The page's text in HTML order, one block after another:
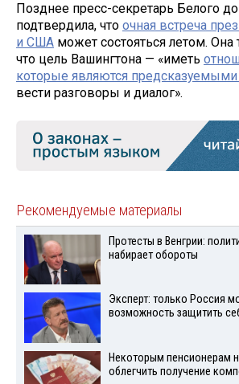
Позднее пресс-секретарь Белого
подтвердила, что очная встреча
и США может состояться летом. Она
что цель Вашингтона — «иметь
которые являются
вести разговоры и диалог».
Рекомендуемые материалы
Протесты в Венгрии:
набирает обороты
Эксперт: только Россия
возможность защитить
Некоторым пенсионерам
облегчить получение